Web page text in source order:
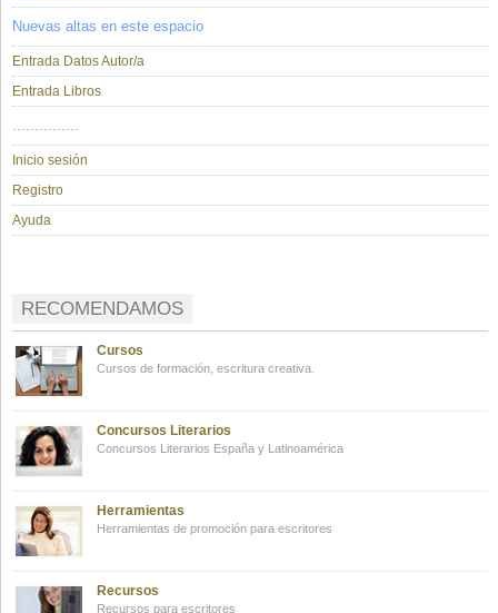
Nuevas altas en este espacio
Entrada Datos Autor/a
Entrada Libros
...............
Inicio sesión
Registro
Ayuda
RECOMENDAMOS
Cursos
Cursos de formación, escritura creativa.
Concursos Literarios
Concursos Literarios España y Latinoamérica
Herramientas
Herramientas de promoción para escritores
Recursos
Recursos para escritores